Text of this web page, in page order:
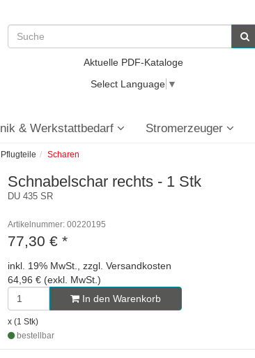
Aktuelle PDF-Kataloge
Select Language ▼
& Werkstattbedarf Stromerzeuger
Pflugteile Scharen
Schnabelschar rechts - 1 Stk
DU 435 SR
Artikelnummer: 00220195
77,30 € *
inkl. 19% MwSt., zzgl. Versandkosten
64,96 € (exkl. MwSt.)
In den Warenkorb
x (1 Stk)
bestellbar